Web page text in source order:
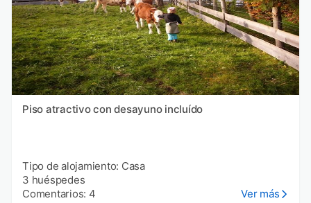
Piso atractivo con desayuno incluído
Tipo de alojamiento: Casa
3 huéspedes
Comentarios: 4
Ver más